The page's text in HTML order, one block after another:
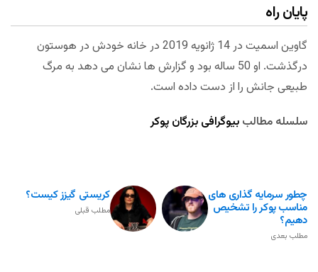
پایان راه
گاوین اسمیت در 14 ژانویه 2019 در خانه خودش در هوستون
درگذشت. او 50 ساله بود و گزارش ها نشان می دهد به مرگ
طبیعی جانش را از دست داده است.
سلسله مطالب بیوگرافی بزرگان پوکر
کریستی گیزز کیست؟
مطلب قبلی
چطور سرمایه گذاری های
مناسب پوکر را تشخیص
دهیم؟
مطلب بعدی